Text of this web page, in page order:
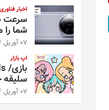
اخبار فناوری
سرعت
شما
07 آوریل 2024
اپ بازار
سلیقه
07 آوریل 2024